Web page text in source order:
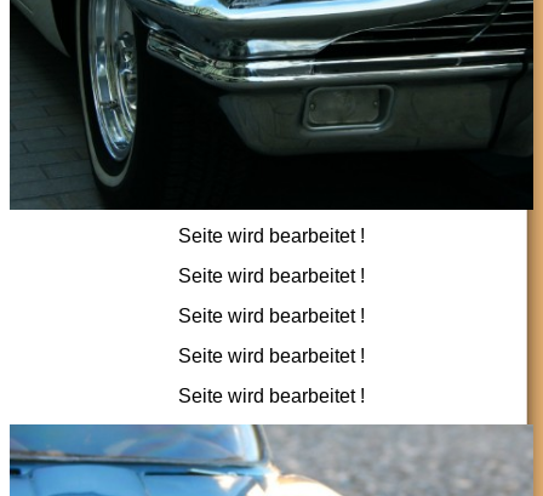
Seite wird bearbeitet !
Seite wird bearbeitet !
Seite wird bearbeitet !
Seite wird bearbeitet !
Seite wird bearbeitet !